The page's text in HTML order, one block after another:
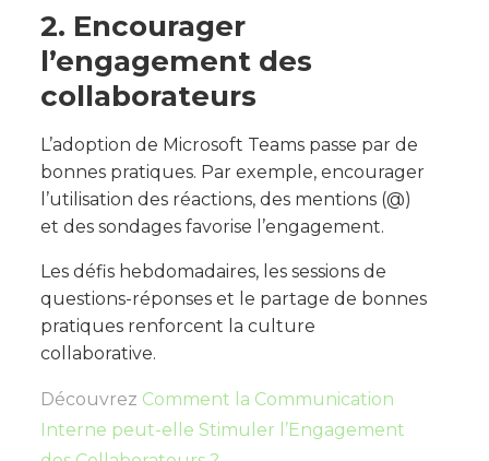
2. Encourager
l’engagement des
collaborateurs
L’adoption de Microsoft Teams passe par de
bonnes pratiques. Par exemple, encourager
l’utilisation des réactions, des mentions (@)
et des sondages favorise l’engagement.
Les défis hebdomadaires, les sessions de
questions-réponses et le partage de bonnes
pratiques renforcent la culture
collaborative.
Découvrez Comment la Communication
Interne peut-elle Stimuler l’Engagement